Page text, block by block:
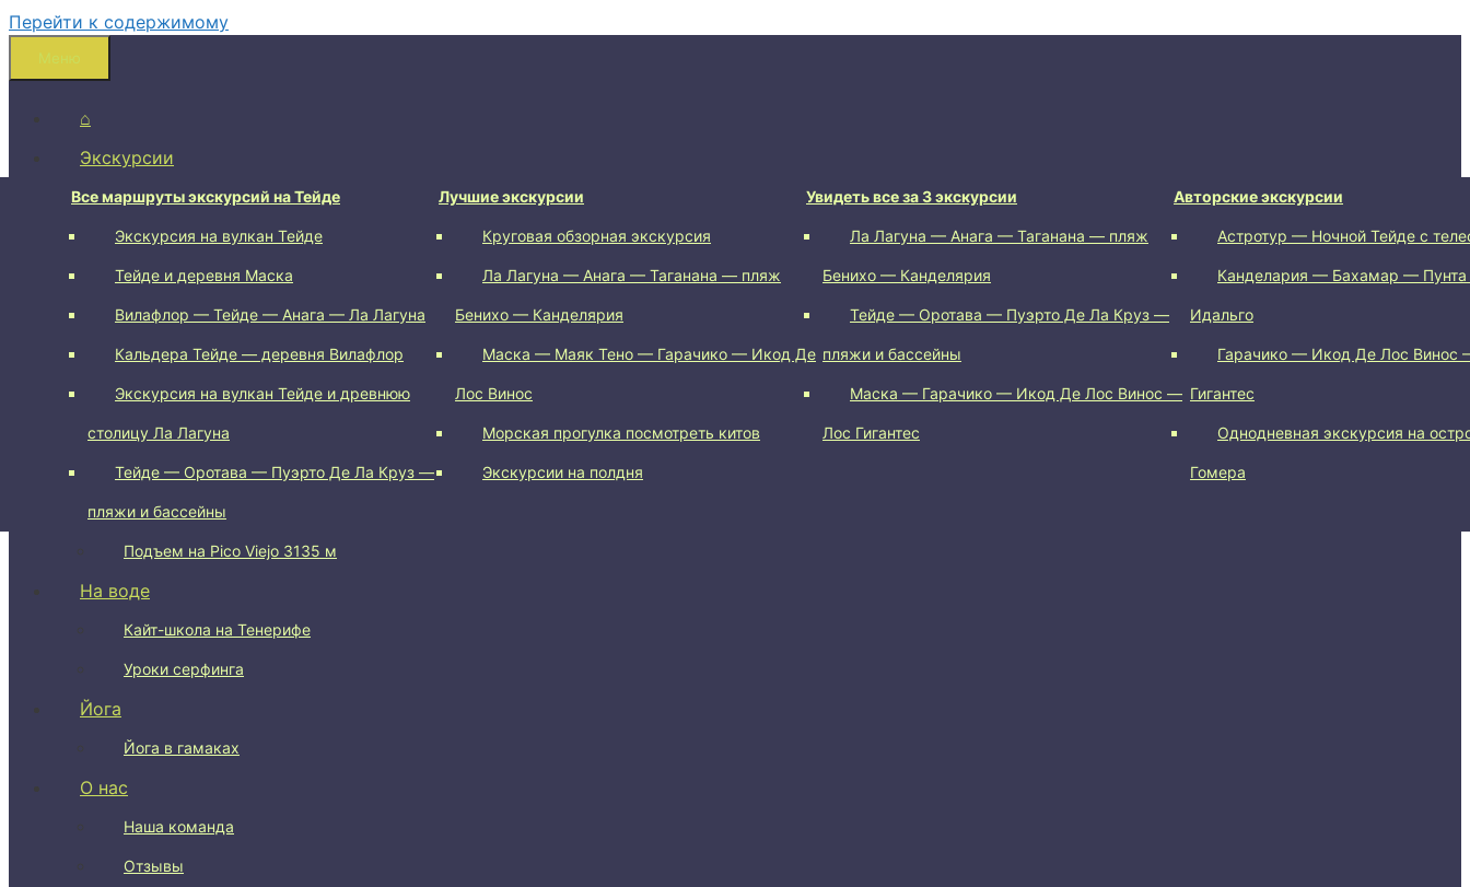
Перейти к содержимому
Меню
⌂
Экскурсии
Все маршруты экскурсий на Тейде
Экскурсия на вулкан Тейде
Тейде и деревня Маска
Вилафлор — Тейде — Анага — Ла Лагуна
Кальдера Тейде — деревня Вилафлор
Экскурсия на вулкан Тейде и древнюю
столицу Ла Лагуна
Тейде — Оротава — Пуэрто Де Ла Круз —
пляжи и бассейны
Лучшие экскурсии
Круговая обзорная экскурсия
Ла Лагуна — Анага — Таганана — пляж
Бенихо — Канделярия
Маска — Маяк Тено — Гарачико — Икод Де
Лос Винос
Морская прогулка посмотреть китов
Экскурсии на полдня
Увидеть все за 3 экскурсии
Ла Лагуна — Анага — Таганана — пляж
Бенихо — Канделярия
Тейде — Оротава — Пуэрто Де Ла Круз —
пляжи и бассейны
Маска — Гарачико — Икод Де Лос Винос —
Лос Гигантес
Авторские экскурсии
Астротур — Ночной Тейде с
Канделария — Бахамар —
Идальго
Гарачико — Икод Де Лос Винос
Гигантес
Однодневная экскурсия на
Гомера
Пешие маршруты
Вулкан Чиньеро (Chinyero)
Cruz del Carmen
Вокруг вулкана Trevejo
Arenas Negras
Roque De Taborno
Chamorga — Roque Bermejo
Chinamada, Anaga
Подъем на Pico del Teide 3715 м
Подъем на Pico Viejo 3135 м
На воде
Кайт-школа на Тенерифе
Уроки серфинга
Йога
Йога в гамаках
О нас
Наша команда
Отзывы